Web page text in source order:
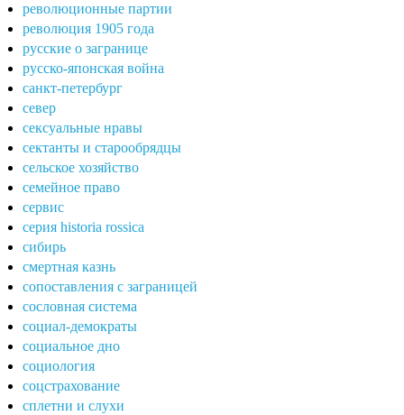
революционные партии
революция 1905 года
русские о загранице
русско-японская война
санкт-петербург
север
сексуальные нравы
сектанты и старообрядцы
сельское хозяйство
семейное право
сервис
серия historia rossica
сибирь
смертная казнь
сопоставления с заграницей
сословная система
социал-демократы
социальное дно
социология
соцстрахование
сплетни и слухи